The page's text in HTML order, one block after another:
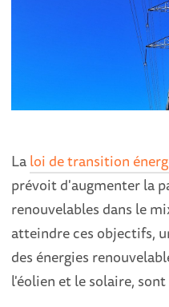
Laloi de transition
prévoit d'augmenter la
renouvelables dans le
atteindre ces objectifs,
des énergies
l'éolien et le solaire,